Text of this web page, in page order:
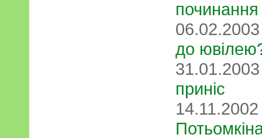
починання
до
приніс